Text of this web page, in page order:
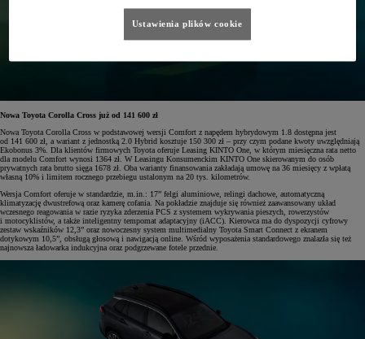
Nowa Toyota Corolla Cross już od 141 600 zł
Nowa Toyota Corolla Cross w podstawowej wersji Comfort z napędem hybrydowym 1.8 dostępna jest
od 141 600 zł, a wariant z jednostką 2.0 Hybrid kosztuje 150 300 zł – przy czym podane kwoty uwzględniają
Ekobonus 3%. Dla klientów firmowych Toyota oferuje Leasing KINTO One, w którym miesięczna rata netto
dla modelu Comfort wynosi 1364 zł. W Leasingu Konsumenckim KINTO One skierowanym do osób
prywatnych rata brutto sięga 1678 zł. Oba warianty finansowania zakładają umowę na 36 miesięcy z wpłatą
własną 10% i limitem rocznego przebiegu ustalonym na 20 tys. kilometrów.
Wersja Comfort oferuje w standardzie, m.in.: 17” felgi aluminiowe, relingi dachowe, automatyczną
klimatyzację dwustrefową oraz kamerę cofania. Na pokładzie znajduje się również zaawansowany układ
wczesnego reagowania w razie ryzyka zderzenia PCS z systemem wykrywania pieszych, rowerzystów
i motocyklistów, a także inteligentny tempomat adaptacyjny (iACC). Kierowca ma do dyspozycji cyfrowy
zestaw wskaźników 12,3” oraz nowoczesny system multimedialny Toyota Smart Connect z ekranem
dotykowym 10,5”, obsługą głosową i nawigacją online. Wśród wyposażenia standardowego znalazła się też
najnowsza ładowarka indukcyjna oraz podgrzewane fotele przednie.
Ustawienia plików cookie